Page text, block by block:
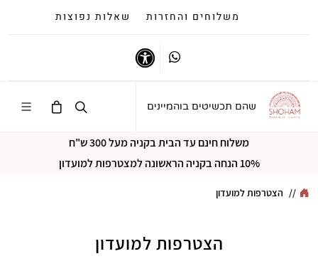
משלוחים והחזרות שאלות נפוצות
Whatsapp
שהם תכשיטים בוהמיינים
משלוח חינם עד הבית בקניה מעל 300 ש"ח
10% הנחה בקניה הראשונה למצטרפות למועדון
// הצטרפות למועדון
הצטרפות למועדון